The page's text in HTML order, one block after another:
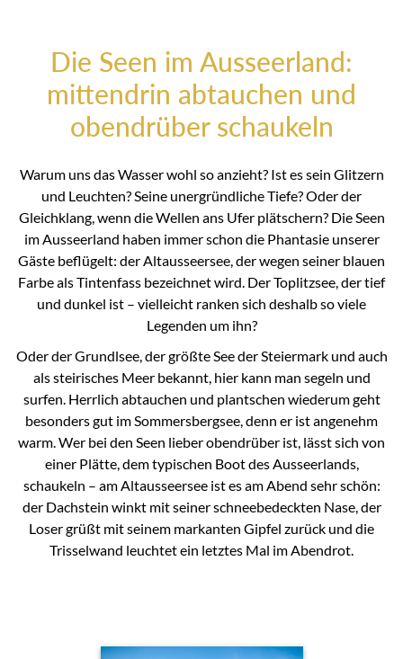
Die Seen im Ausseerland:
mittendrin abtauchen und
obendrüber schaukeln
Warum uns das Wasser wohl so anzieht? Ist es sein Glitzern
und Leuchten? Seine unergründliche Tiefe? Oder der
Gleichklang, wenn die Wellen ans Ufer plätschern? Die Seen
im Ausseerland haben immer schon die Phantasie unserer
Gäste beflügelt: der Altausseersee, der wegen seiner blauen
Farbe als Tintenfass bezeichnet wird. Der Toplitzsee, der tief
und dunkel ist – vielleicht ranken sich deshalb so viele
Legenden um ihn?
Oder der Grundlsee, der größte See der Steiermark und auch
als steirisches Meer bekannt, hier kann man segeln und
surfen. Herrlich abtauchen und plantschen wiederum geht
besonders gut im Sommersbergsee, denn er ist angenehm
warm. Wer bei den Seen lieber obendrüber ist, lässt sich von
einer Plätte, dem typischen Boot des Ausseerlands,
schaukeln – am Altausseersee ist es am Abend sehr schön:
der Dachstein winkt mit seiner schneebedeckten Nase, der
Loser grüßt mit seinem markanten Gipfel zurück und die
Trisselwand leuchtet ein letztes Mal im Abendrot.